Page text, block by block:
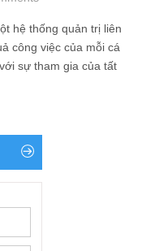
hệ thống quản trị liên
công việc của mỗi cá
sự tham gia của tất